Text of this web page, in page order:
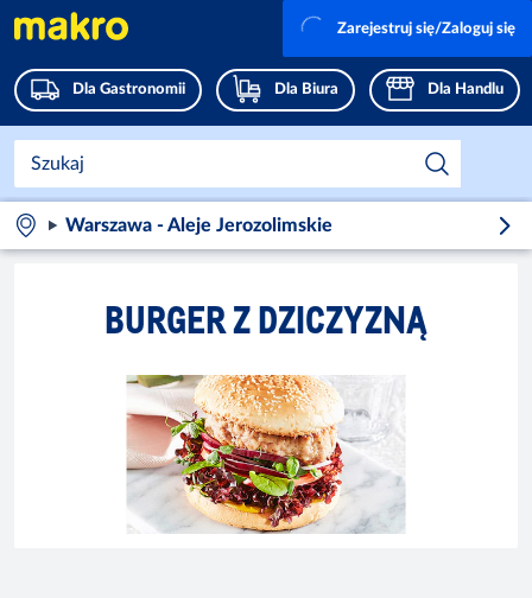
Dla Gastronomii Dla Biura Dla Handlu
Zarejestruj się/Zaloguj się
Warszawa - Aleje Jerozolimskie
BURGER Z DZICZYZNĄ